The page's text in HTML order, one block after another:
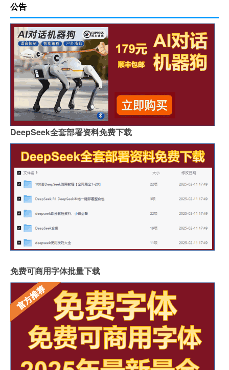
公告
DeepSeek全套部署资料免费下载
免费可商用字体批量下载